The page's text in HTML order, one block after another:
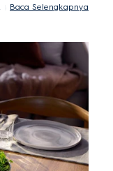
kelembapan, dan
Baca Selengkapnya